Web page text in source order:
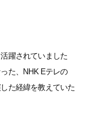
躍されていました
た、NHK Eテレの
た経緯を教えていた